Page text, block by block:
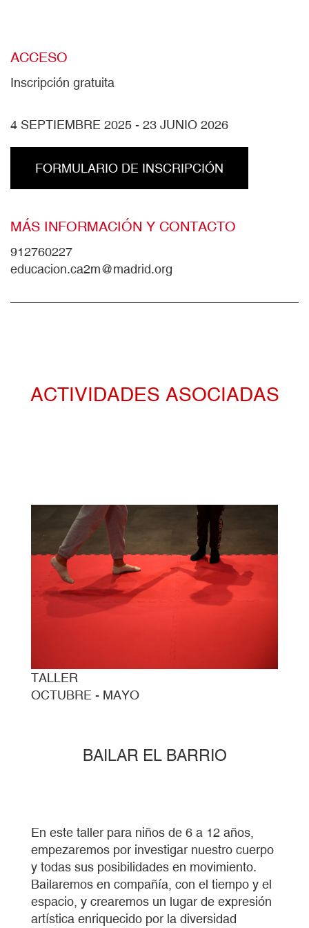
ACCESO
Inscripción gratuita
4 SEPTIEMBRE 2025 - 23 JUNIO 2026
FORMULARIO DE INSCRIPCIÓN
MÁS INFORMACIÓN Y CONTACTO
912760227
educacion.ca2m@madrid.org
ACTIVIDADES ASOCIADAS
TALLER
OCTUBRE - MAYO
BAILAR EL BARRIO
En este taller para niños de 6 a 12 años,
empezaremos por investigar nuestro cuerpo
y todas sus posibilidades en movimiento.
Bailaremos en compañía, con el tiempo y el
espacio, y crearemos un lugar de expresión
artística enriquecido por la diversidad